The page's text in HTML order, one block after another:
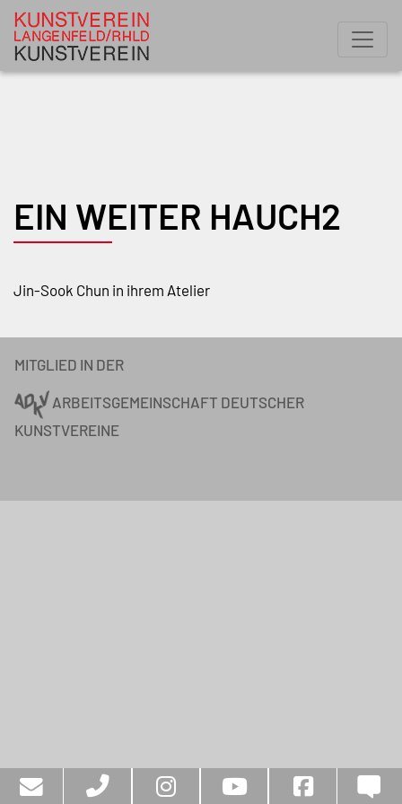
EIN WEITER HAUCH2
Jin-Sook Chun in ihrem Atelier
MITGLIED IN DER
ARBEITSGEMEINSCHAFT DEUTSCHER
KUNSTVEREINE